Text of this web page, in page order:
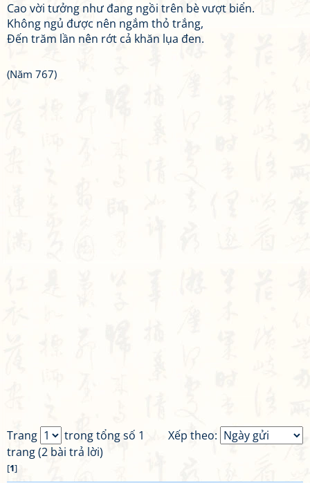
Cao vời tưởng như đang ngồi trên bè vượt biển.
Không ngủ được nên ngắm thỏ trắng,
Đến trăm lần nên rớt cả khăn lụa đen.
(Năm 767)
Xếp theo:
Trang
trong tổng số 1
trang (2 bài trả lời)
[1]